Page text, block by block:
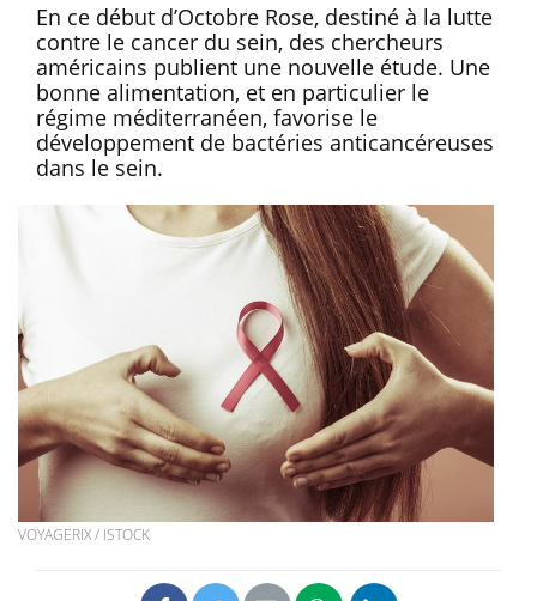
En ce début d’Octobre Rose, destiné à la lutte
contre le cancer du sein, des chercheurs
américains publient une nouvelle étude. Une
bonne alimentation, et en particulier le
régime méditerranéen, favorise le
développement de bactéries anticancéreuses
dans le sein.
VOYAGERIX / ISTOCK